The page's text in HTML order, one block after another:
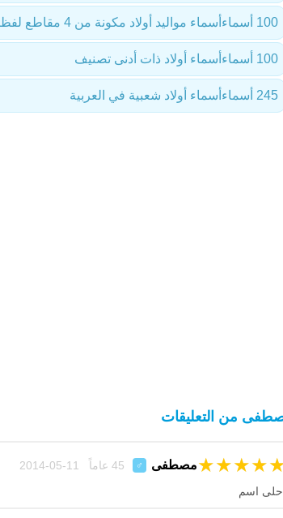
أسماء مواليد أولاد مكونة من 4 مقاطع لفظية 100 أسماء
أسماء أولاد ذات أدنى تصنيف 100 أسماء
أسماء أولاد شعبية في العربية 245 أسماء
من التعليقات
مصطفى ♂ ★
★
★
★
اسم